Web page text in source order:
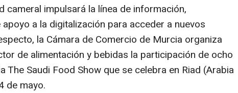
cameral impulsará la línea de información,
a la digitalización para acceder a nuevos
la Cámara de Comercio de Murcia organiza
de alimentación y bebidas la participación de ocho
The Saudi Food Show que se celebra en Riad (Arabia
de mayo.